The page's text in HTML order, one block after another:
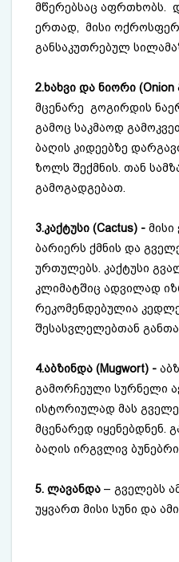
მწერებსაც აფრთხობს.
ერთად, მისი
განსაკუთრებულ
2.ხახვი და ნიორი (Onion
მცენარე გოგირდის
გამოც საკმაოდ
ბაღის კიდეებზე
ზოლს შექმნის. თან
გამოგადგებათ.
3.კაქტუსი (Cactus) - მისი
ბარიერს ქმნის და
ურთულებს. კაქტუსი
კლიმატშიც ადვილად
რეკომენდებულია
შესასვლელებთან
4.აბზინდა (Mugwort) -
გამორჩეული სურნელი
ისტორიულად მას
მცენარედ იყენებდნენ.
ბაღის ირგვლივ
5. ლავანდა– გველებს
უყვართ მისი სუნი და